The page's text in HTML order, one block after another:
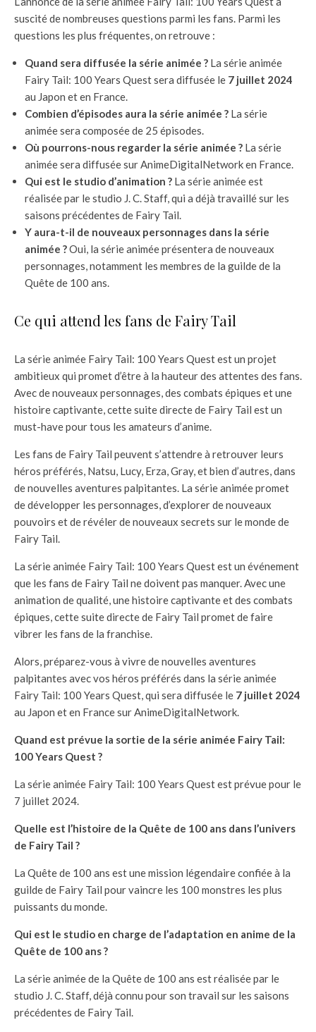
suscité de nombreuses questions parmi les fans. Parmi les
questions les plus fréquentes, on retrouve :
Quand sera diffusée la série animée ? La série animée
Fairy Tail: 100 Years Quest sera diffusée le 7 juillet 2024
au Japon et en France.
Combien d’épisodes aura la série animée ? La série
animée sera composée de 25 épisodes.
Où pourrons-nous regarder la série animée ? La série
animée sera diffusée sur AnimeDigitalNetwork en France.
Qui est le studio d’animation ? La série animée est
réalisée par le studio J. C. Staff, qui a déjà travaillé sur les
saisons précédentes de Fairy Tail.
Y aura-t-il de nouveaux personnages dans la série
animée ?Oui, la série animée présentera de nouveaux
personnages, notamment les membres de la guilde de la
Quête de 100 ans.
Ce qui attend les fans de Fairy Tail
La série animée Fairy Tail: 100 Years Quest est un projet
ambitieux qui promet d’être à la hauteur des attentes des fans.
Avec de nouveaux personnages, des combats épiques et une
histoire captivante, cette suite directe de Fairy Tail est un
must-have pour tous les amateurs d’anime.
Les fans de Fairy Tail peuvent s’attendre à retrouver leurs
héros préférés, Natsu, Lucy, Erza, Gray, et bien d’autres, dans
de nouvelles aventures palpitantes. La série animée promet
de développer les personnages, d’explorer de nouveaux
pouvoirs et de révéler de nouveaux secrets sur le monde de
Fairy Tail.
La série animée Fairy Tail: 100 Years Quest est un événement
que les fans de Fairy Tail ne doivent pas manquer. Avec une
animation de qualité, une histoire captivante et des combats
épiques, cette suite directe de Fairy Tail promet de faire
vibrer les fans de la franchise.
Alors, préparez-vous à vivre de nouvelles aventures
palpitantes avec vos héros préférés dans la série animée
Fairy Tail: 100 Years Quest, qui sera diffusée le 7 juillet 2024
au Japon et en France sur AnimeDigitalNetwork.
Quand est prévue la sortie de la série animée Fairy Tail:
100 Years Quest ?
La série animée Fairy Tail: 100 Years Quest est prévue pour le
7 juillet 2024.
Quelle est l’histoire de la Quête de 100 ans dans l’univers
de Fairy Tail ?
La Quête de 100 ans est une mission légendaire confiée à la
guilde de Fairy Tail pour vaincre les 100 monstres les plus
puissants du monde.
Qui est le studio en charge de l’adaptation en anime de la
Quête de 100 ans ?
La série animée de la Quête de 100 ans est réalisée par le
studio J. C. Staff, déjà connu pour son travail sur les saisons
précédentes de Fairy Tail.